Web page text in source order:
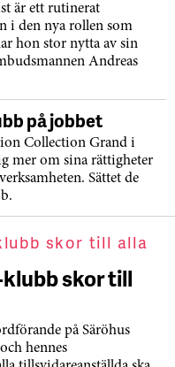
är ett rutinerat
i den nya rollen som
hon stor nytta av sin
Andreas
på jobbet
Collection Grand i
mer om sina rättigheter
Sättet de
klubb skor till
på Säröhus
hennes